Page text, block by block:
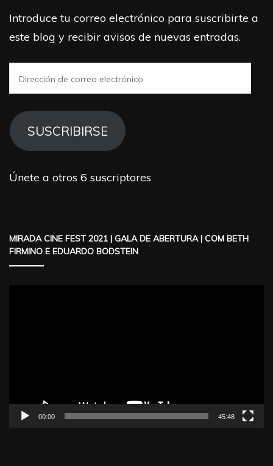
Introduce tu correo electrónico para suscribirte a
este blog y recibir avisos de nuevas entradas.
de
correo
electrónico
SUSCRIBIRSE
Únete a otros 6 suscriptores
MIRADA CINE FEST 2021 | GALA DE ABERTURA | COM BETH
FIRMINO E EDUARDO BODSTEIN
00:00 45:48